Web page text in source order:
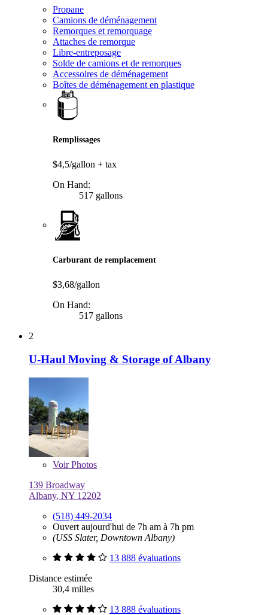
Propane
Camions de déménagement
Remorques et remorquage
Attaches de remorque
Libre-entreposage
Solde de camions et de remorques
Accessoires de déménagement
Boîtes de déménagement en plastique
Remplissages
$4,5/gallon + tax
On Hand:
517 gallons
Carburant de remplacement
$3,68/gallon
On Hand:
517 gallons
2
U-Haul Moving & Storage of Albany
VoirPhotos
139 Broadway
Albany, NY 12202
(518) 449-2034
Ouvert aujourd'hui de 7h am à 7h pm
(USS Slater, Downtown Albany)
13 888 évaluations
Distance estimée
30,4 milles
13 888 évaluations